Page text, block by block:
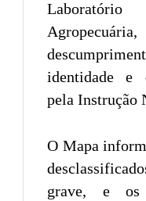
identidade e
pela Instrução
O Mapa
grave, e os